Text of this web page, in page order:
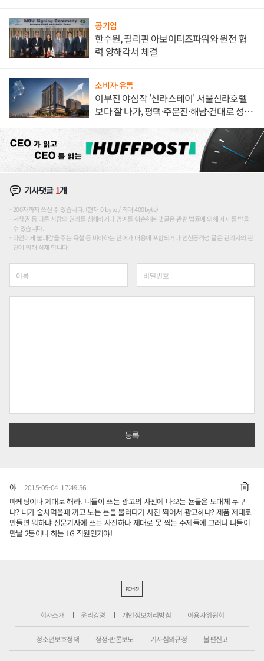
공기업
한수원, 필리핀 아보이티즈파워와 원전 협
력 양해각서 체결
소비자·유통
이부진 야심작 '신라스테이' 서울신라호텔
보다 잘 나가, 평택·주문진·해남·건대로 성
기사댓글 1개
200자까지 쓰실 수 있습니다. (현재 0 byte / 최대 400byte)
저작권 등 다른 사람의 권리를 침해하거나 명예를 훼손하는 댓글은 관련 법률에 의해 제재를 받을
수 있습니다.
타인에게 불쾌감을 주는 욕설 등 비하하는 단어가 내용에 포함되거나 인신공격성 글은 관리자의 판
단에 의해 삭제 합니다.
야 2015-05-04 17:49:56
마케팅이나 제대로 해라. 니들이 쓰는 광고의 사진에 나오는 뇬들은 도대체 누구
냐? 니가 술처먹을때 끼고 노는 뇬들 불러다가 사진 찍어서 광고하냐? 제품 제대로
만들면 뭐하냐 신문기사에 쓰는 사진하나 제대로 못 찍는 주제들에 그러니 니들이
만날 2등이나 하는 LG 직원인거야!
PC버전
회사소개 윤리강령 개인정보처리방침 이용자위원회
청소년보호정책 정정·반론보도 기사심의규정 불편신고